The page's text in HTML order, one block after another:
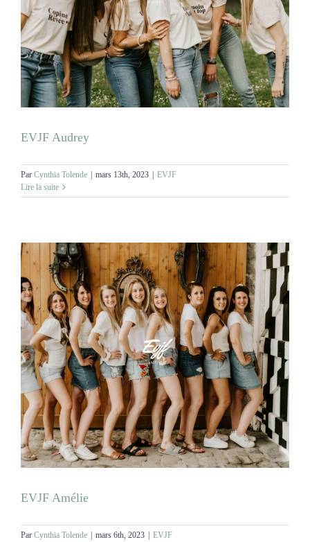
EVJF Audrey
Par Cynthia Tolende mars 13th, 2023
EVJF
Lire la suite
EVJF Amélie
Par Cynthia Tolende mars 6th, 2023
EVJF